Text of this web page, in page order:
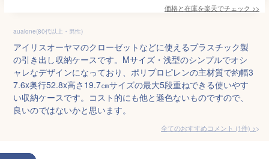
価格と在庫を楽天でチェック >>
aualone(80代以上・男性)
アイリスオーヤマのクローゼットなどに使えるプラスチック製
の引き出し収納ケースです。Mサイズ・浅型のシンプルでオシ
ャレなデザインになっており、ポリプロピレンの主材質で約幅3
7.6x奥行52.8x高さ19.7㎝サイズの最大5段重ねできる使いやす
い収納ケースです。コスト的にも他と遜色ないものですので、
良いのではないかと思います。
全てのおすすめコメント (1件) >